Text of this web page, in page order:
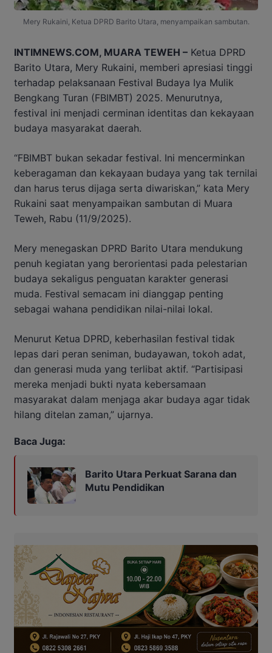
Mery Rukaini, Ketua DPRD Barito Utara, menyampaikan sambutan.
INTIMNEWS.COM, MUARA TEWEH – Ketua DPRD
Barito Utara, Mery Rukaini, memberi apresiasi tinggi
terhadap pelaksanaan Festival Budaya Iya Mulik
Bengkang Turan (FBIMBT) 2025. Menurutnya,
festival ini menjadi cerminan identitas dan kekayaan
budaya masyarakat daerah.
“FBIMBT bukan sekadar festival. Ini mencerminkan
keberagaman dan kekayaan budaya yang tak ternilai
dan harus terus dijaga serta diwariskan,” kata Mery
Rukaini saat menyampaikan sambutan di Muara
Teweh, Rabu (11/9/2025).
Mery menegaskan DPRD Barito Utara mendukung
penuh kegiatan yang berorientasi pada pelestarian
budaya sekaligus penguatan karakter generasi
muda. Festival semacam ini dianggap penting
sebagai wahana pendidikan nilai-nilai lokal.
Menurut Ketua DPRD, keberhasilan festival tidak
lepas dari peran seniman, budayawan, tokoh adat,
dan generasi muda yang terlibat aktif. “Partisipasi
mereka menjadi bukti nyata kebersamaan
masyarakat dalam menjaga akar budaya agar tidak
hilang ditelan zaman,” ujarnya.
Baca Juga:
Barito Utara Perkuat Sarana dan
Mutu Pendidikan